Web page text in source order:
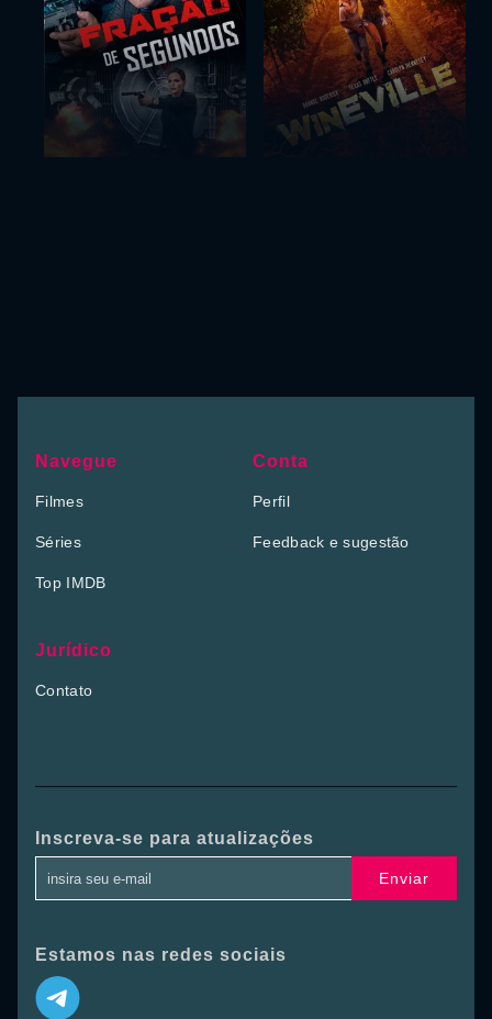
Navegue
Filmes
Séries
Top IMDB
Conta
Perfil
Feedback e sugestão
Jurídico
Contato
Inscreva-se para atualizações
Enviar
Estamos nas redes sociais